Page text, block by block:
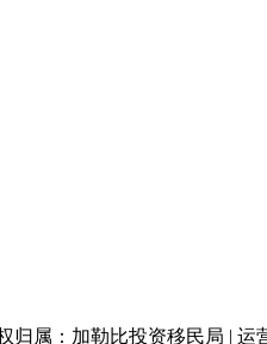
归属：加勒比投资移民局 |